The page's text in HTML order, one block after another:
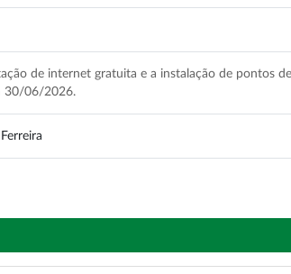
de internet gratuita e a instalação de pontos
30/06/2026.